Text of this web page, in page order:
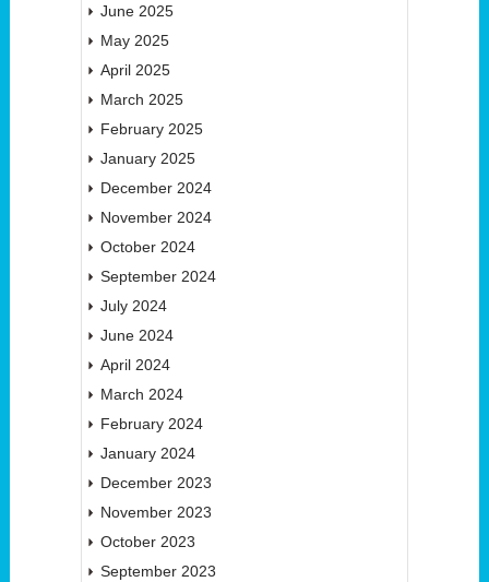
June 2025
May 2025
April 2025
March 2025
February 2025
January 2025
December 2024
November 2024
October 2024
September 2024
July 2024
June 2024
April 2024
March 2024
February 2024
January 2024
December 2023
November 2023
October 2023
September 2023